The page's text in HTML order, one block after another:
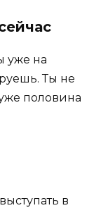
уже на
Ты не
половина
в